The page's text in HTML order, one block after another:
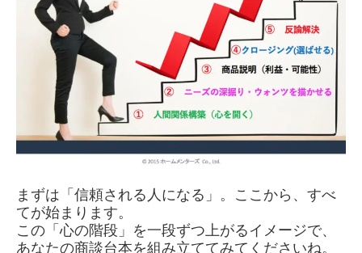
まずは「信頼される人になる」。ここから、すべ
てが始まります。
この「心の階段」を一段ずつ上がるイメージで、
あなたの商談台本を組み立ててみてくださいね。